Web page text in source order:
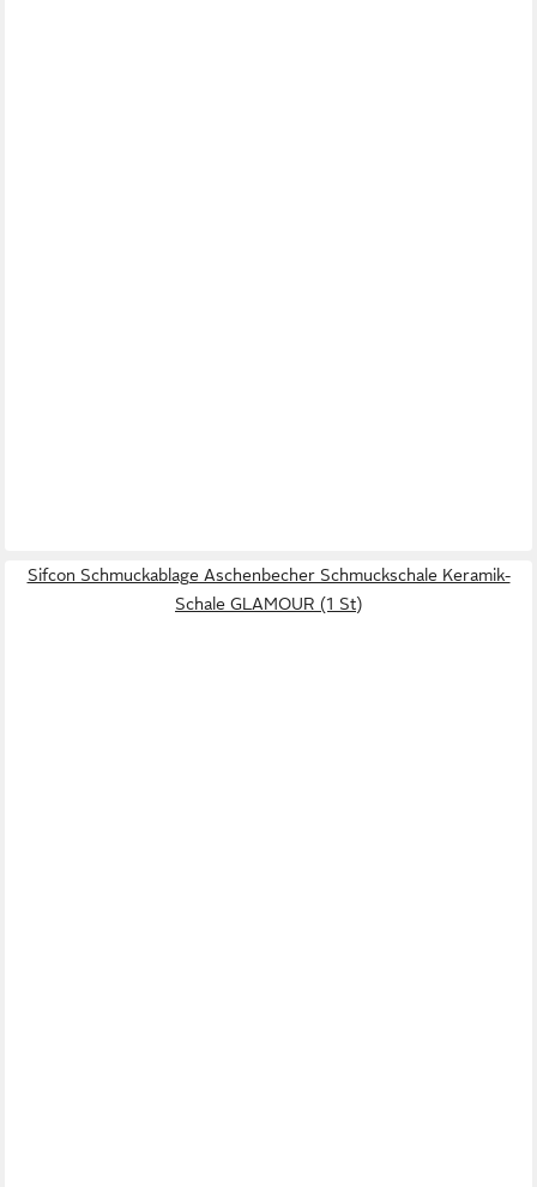
Sifcon Schmuckablage Aschenbecher Schmuckschale Keramik-
Schale GLAMOUR (1 St)